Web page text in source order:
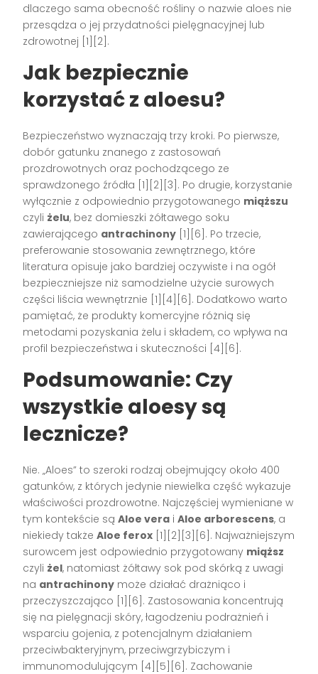
dlaczego sama obecność rośliny o nazwie aloes nie
przesądza o jej przydatności pielęgnacyjnej lub
zdrowotnej [1][2].
Jak bezpiecznie
korzystać z aloesu?
Bezpieczeństwo wyznaczają trzy kroki. Po pierwsze,
dobór gatunku znanego z zastosowań
prozdrowotnych oraz pochodzącego ze
sprawdzonego źródła [1][2][3]. Po drugie, korzystanie
wyłącznie z odpowiednio przygotowanego miąższu
czyli żelu, bez domieszki żółtawego soku
zawierającego antrachinony [1][6]. Po trzecie,
preferowanie stosowania zewnętrznego, które
literatura opisuje jako bardziej oczywiste i na ogół
bezpieczniejsze niż samodzielne użycie surowych
części liścia wewnętrznie [1][4][6]. Dodatkowo warto
pamiętać, że produkty komercyjne różnią się
metodami pozyskania żelu i składem, co wpływa na
profil bezpieczeństwa i skuteczności [4][6].
Podsumowanie: Czy
wszystkie aloesy są
lecznicze?
Nie. „Aloes” to szeroki rodzaj obejmujący około 400
gatunków, z których jedynie niewielka część wykazuje
właściwości prozdrowotne. Najczęściej wymieniane w
tym kontekście sąAloe vera iAloe arborescens, a
niekiedy takżeAloe ferox [1][2][3][6]. Najważniejszym
surowcem jest odpowiednio przygotowany miąższ
czyli żel, natomiast żółtawy sok pod skórką z uwagi
na antrachinony może działać drażniąco i
przeczyszczająco [1][6]. Zastosowania koncentrują
się na pielęgnacji skóry, łagodzeniu podrażnień i
wsparciu gojenia, z potencjalnym działaniem
przeciwbakteryjnym, przeciwgrzybiczym i
immunomodulującym [4][5][6]. Zachowanie